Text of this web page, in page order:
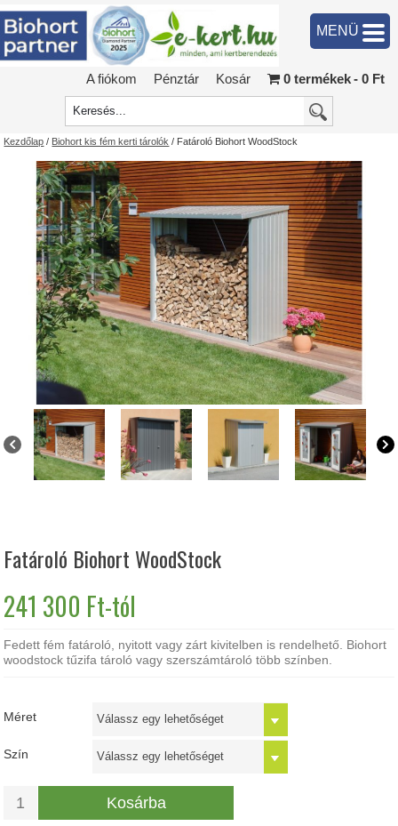
A fiókom Pénztár Kosár 0 termékek 0 Ft
MENÜ
Kezdőlap / Biohort kis fém kerti tárolók / Fatároló Biohort WoodStock
Fatároló Biohort WoodStock
241 300 Ft-tól
Fedett fém fatároló, nyitott vagy zárt kivitelben is rendelhető. Biohort
woodstock tűzifa tároló vagy szerszámtároló több színben.
Méret
Szín
Kosárba